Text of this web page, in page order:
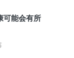
可能会有所